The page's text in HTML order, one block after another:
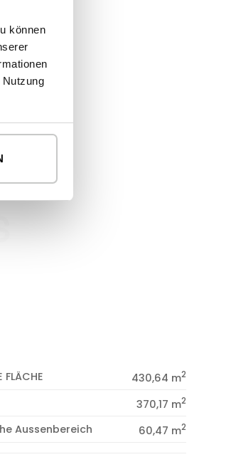
können
FLÄCHE 430,64 m2
370,17 m2
Aussenbereich 60,47 m2